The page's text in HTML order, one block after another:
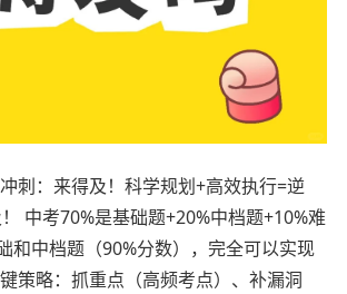
刺：来得及！科学规划+高效执行=逆
中考70%是基础题+20%中档题+10%难
和中档题（90%分数），完全可以实现
策略：抓重点（高频考点）、补漏洞